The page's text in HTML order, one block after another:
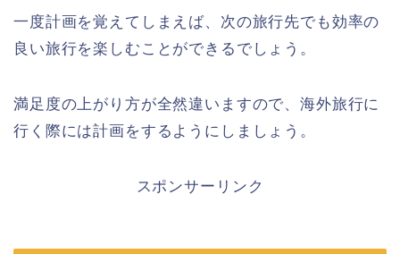
一度計画を覚えてしまえば、次の旅行先でも効率の
良い旅行を楽しむことができるでしょう。
満足度の上がり方が全然違いますので、海外旅行に
行く際には計画をするようにしましょう。
スポンサーリンク